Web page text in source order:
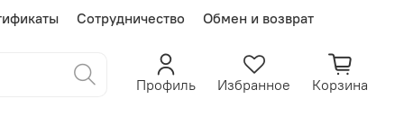
Сотрудничество Обмен и возврат
Профиль Избранное Корзина